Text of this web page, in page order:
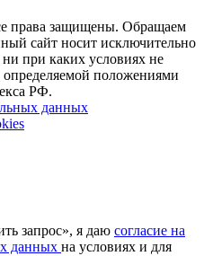
права защищены. Обращаем
сайт носит исключительно
при каких условиях не
определяемой положениями
РФ.
данных
запрос», я даю согласие на
данных на условиях и для